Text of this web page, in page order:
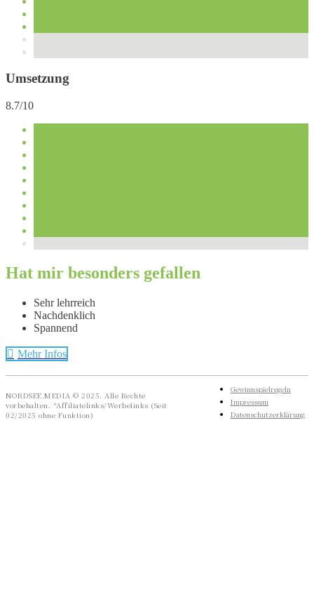
Umsetzung
8.7/10
Hat mir besonders gefallen
Sehr lehrreich
Nachdenklich
Spannend
Mehr Infos
NORDSEE.MEDIA © 2025. Alle Rechte
vorbehalten. *Affiliatelinks/Werbelinks (Seit
02/2025 ohne Funktion)
Gewinnspielregeln
Impressum
Datenschutzerklärung